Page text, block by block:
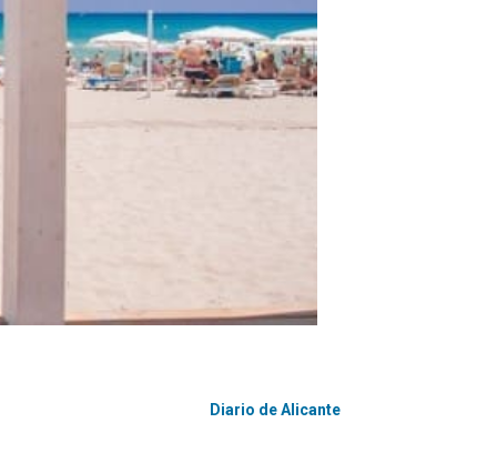
Diario de Alicante